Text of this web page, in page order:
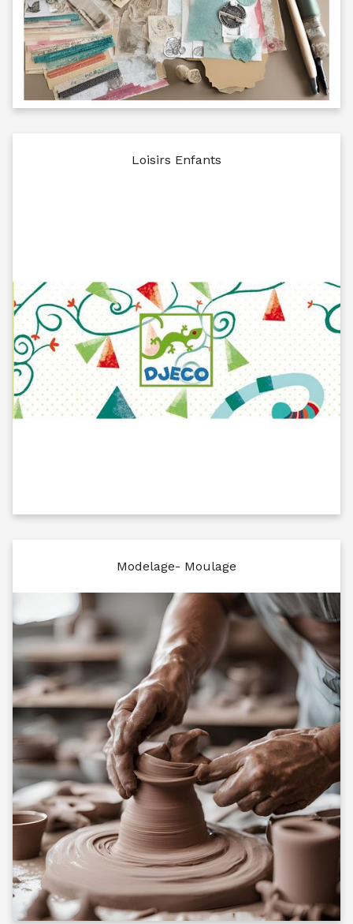
Loisirs Enfants
Modelage- Moulage